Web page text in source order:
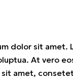
dolor sit amet.
At vero
amet,